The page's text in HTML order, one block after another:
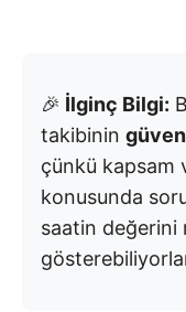
🎉 İlginç Bilgi:
takibinin
çünkü kapsam
konusunda
saatin değerini